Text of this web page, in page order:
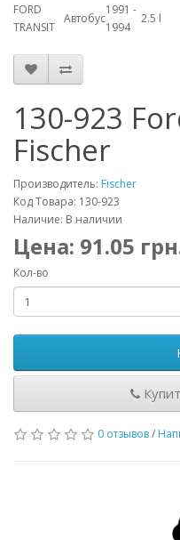
FORD
TRANSIT
Автобус
1991 -
1994
2.5 l
130-923
Fischer
Производитель: Fischer
Код Товара: 130-923
Наличие: В наличии
Цена: 91.05
Кол-во
0 отзывов/